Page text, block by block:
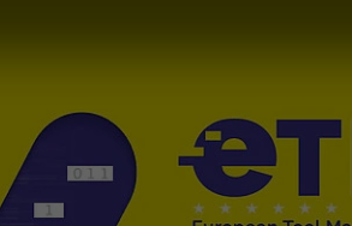
Türkiye
USA